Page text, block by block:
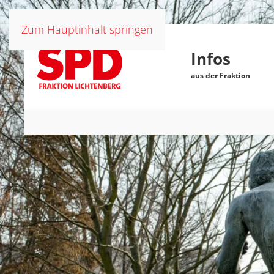
Zum Hauptinhalt springen
Infos
aus der Fraktion